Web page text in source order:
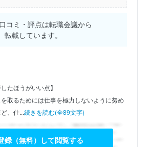
コミ・評点は転職会議から
転載しています。
たほうがいい点】
取るためには仕事を極力しないように努め
、仕...続きを読む(全89文字)
録（無料）して閲覧する